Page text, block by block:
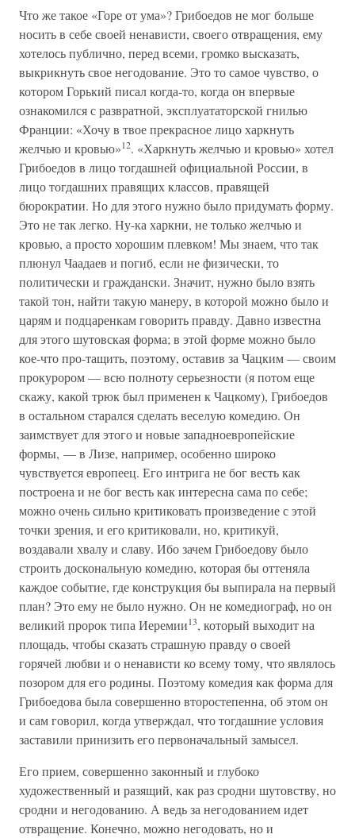
Что же такое «Горе от ума»? Грибоедов не мог больше
носить в себе своей ненависти, своего отвращения, ему
хотелось публично, перед всеми, громко высказать,
выкрикнуть свое негодование. Это то самое чувство, о
котором Горький писал когда-то, когда он впервые
ознакомился с развратной, эксплуататорской гнилью
Франции: «Хочу в твое прекрасное лицо харкнуть
желчью и кровью»12. «Харкнуть желчью и кровью» хотел
Грибоедов в лицо тогдашней официальной России, в
лицо тогдашних правящих классов, правящей
бюрократии. Но для этого нужно было придумать форму.
Это не так легко. Ну-ка харкни, не только желчью и
кровью, а просто хорошим плевком! Мы знаем, что так
плюнул Чаадаев и погиб, если не физически, то
политически и граждански. Значит, нужно было взять
такой тон, найти такую манеру, в которой можно было и
царям и подцаренкам говорить правду. Давно известна
для этого шутовская форма; в этой форме можно было
кое-что про-тащить, поэтому, оставив за Чацким — своим
прокурором — всю полноту серьезности (я потом еще
скажу, какой трюк был применен к Чацкому), Грибоедов
в остальном старался сделать веселую комедию. Он
заимствует для этого и новые западноевропейские
формы, — в Лизе, например, особенно широко
чувствуется европеец. Его интрига не бог весть как
построена и не бог весть как интересна сама по себе;
можно очень сильно критиковать произведение с этой
точки зрения, и его критиковали, но, критикуй,
воздавали хвалу и славу. Ибо зачем Грибоедову было
строить доскональную комедию, которая бы оттеняла
каждое событие, где конструкция бы выпирала на первый
план? Это ему не было нужно. Он не комедиограф, но он
великий пророк типа Иеремии13, который выходит на
площадь, чтобы сказать страшную правду о своей
горячей любви и о ненависти ко всему тому, что являлось
позором для его родины. Поэтому комедия как форма для
Грибоедова была совершенно второстепенна, об этом он
и сам говорил, когда утверждал, что тогдашние условия
заставили принизить его первоначальный замысел.
Его прием, совершенно законный и глубоко
художественный и разящий, как раз сродни шутовству, но
сродни и негодованию. А ведь за негодованием идет
отвращение. Конечно, можно негодовать, но и